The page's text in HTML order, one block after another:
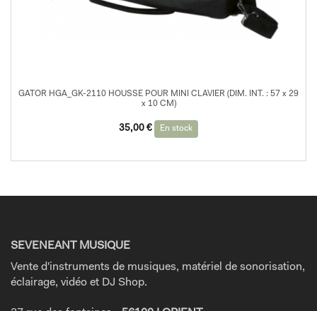
GATOR HGA_GK-2110 HOUSSE POUR MINI CLAVIER (DIM. INT. : 57 x 29
x 10 CM)
35,00 € En stock
SEVENEANT MUSIQUE
Vente d'instruments de musiques, matériel de sonorisation,
éclairage, vidéo et DJ Shop.